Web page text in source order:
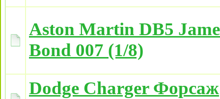
Aston Martin DB5
Bond 007 (1/8)
Dodge Charger Форсаж